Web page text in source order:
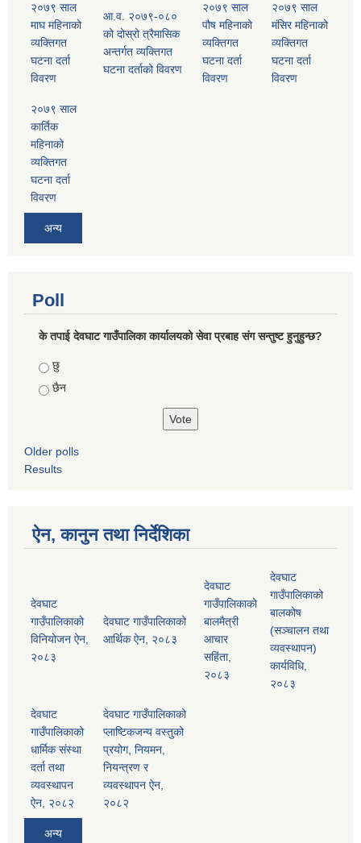
२०७९ साल
माघ महिनाको
व्यक्तिगत
घटना दर्ता
विवरण
आ.व. २०७९-०८०
को दोस्रो त्रैमासिक
अन्तर्गत व्यक्तिगत
घटना दर्ताको विवरण
२०७९ साल
पौष महिनाको
व्यक्तिगत
घटना दर्ता
विवरण
२०७९ साल
मंसिर महिनाको
व्यक्तिगत
घटना दर्ता
विवरण
२०७९ साल
कार्तिक
महिनाको
व्यक्तिगत
घटना दर्ता
विवरण
अन्य
Poll
के तपाई देवघाट गाउँपालिका कार्यालयको सेवा प्रबाह संग सन्तुष्ट हुनुहुन्छ?
Choices
छु
छैन
Older polls
Results
ऐन, कानुन तथा निर्देशिका
देवघाट
गाउँपालिकाको
विनियोजन ऐन,
२०८३
देवघाट गाउँपालिकाको
आर्थिक ऐन, २०८३
देवघाट
गाउँपालिकाको
बालमैत्री
आचार
सहिंता,
२०८३
देवघाट
गाउँपालिकाको
बालकोष
(सञ्चालन तथा
व्यवस्थापन)
कार्यविधि,
२०८३
देवघाट
गाउँपालिकाको
धार्मिक संस्था
दर्ता तथा
व्यवस्थापन
ऐन, २०८२
देवघाट गाउँपालिकाको
प्लाष्टिकजन्य वस्तुको
प्रयोग, नियमन,
नियन्त्रण र
व्यवस्थापन ऐन,
२०८२
अन्य